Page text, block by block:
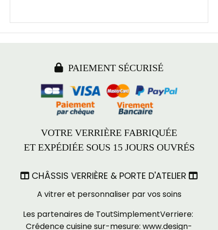
 PAIEMENT SÉCURISÉ
VOTRE VERRIÈRE FABRIQUÉE
ET EXPÉDIÉE SOUS 15 JOURS OUVRÉS
 CHÂSSIS VERRIÈRE & PORTE D'ATELIER 
A vitrer et personnaliser par vos soins
Les partenaires de ToutSimplementVerriere:
Crédence cuisine sur-mesure: www.design-